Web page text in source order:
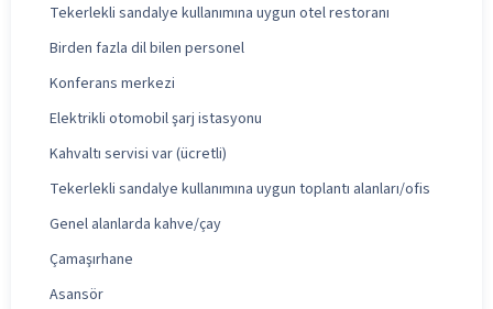
Tekerlekli sandalye kullanımına uygun otel restoranı
Birden fazla dil bilen personel
Konferans merkezi
Elektrikli otomobil şarj istasyonu
Kahvaltı servisi var (ücretli)
Tekerlekli sandalye kullanımına uygun toplantı alanları/ofis
Genel alanlarda kahve/çay
Çamaşırhane
Asansör